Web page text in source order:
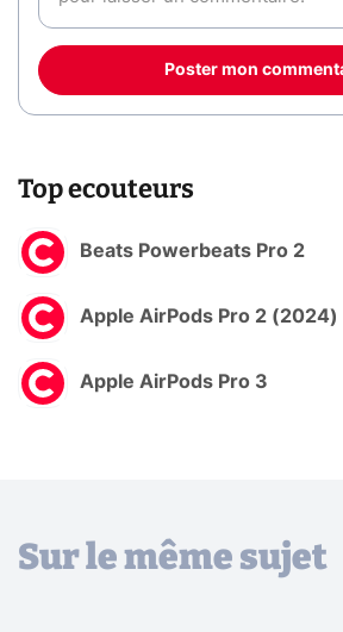
Poster mon
Top ecouteurs
Beats Powerbeats Pro 2
Apple AirPods Pro 2 (2024)
Apple AirPods Pro 3
Sur le même sujet